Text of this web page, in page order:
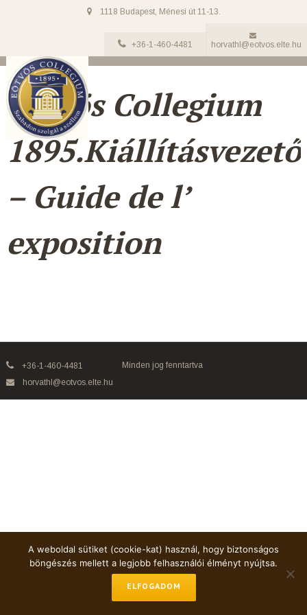
1118 Budapest, Ménesi út 11-13.
+36-1-460-4481 horvathl@eotvos.elte.hu
Eötvös Collegium
1895.Kiállításvezető
– Guide de l’
exposition
+36-1-460-4481
horvathl@eotvos.elte.hu
Minden jog fenntartva
A weboldal sütiket (cookie-kat) használ, hogy biztonságos
böngészés mellett a legjobb felhasználói élményt nyújtsa.
ELFOGADOM